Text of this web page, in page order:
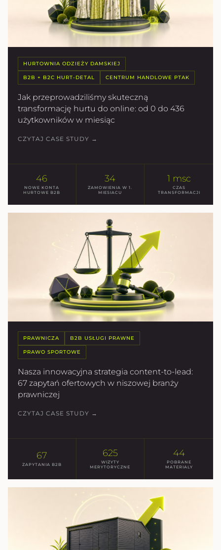
HURTOWNIA ODZIEŻY DAMSKIEJ
B2B + B2C HURT-DETAL CENTRUM HANDLOWE PTAK
Jak przeprowadziliśmy skuteczną
transformację hurtu do online: od 0 do 436
użytkowników w miesiąc
CZYTAJ CASE STUDY →
46
NOWE KONTA
HURTOWE B2B
34
ZAMOWIENIA W 1.
MIESIACU
1 msc
CZAS
TRANSFORMACJI
PRAWNICZA B2B USŁUGI PRAWNE
PRAWO SPORTOWE
Nasza innowacyjna strategia content-to-lead:
67 zapytań ofertowych w niszowej branży
prawniczej
CZYTAJ CASE STUDY →
67
ZAPYTANIA B2B
625
WIZYTY
MERYTORYCZNE
44
POBRANE
MATERIALY